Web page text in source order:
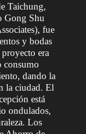
Taichung,
Gong Shu
fue
y bodas
era
consumo
dando la
la ciudad. El
está
ondulados,
Los